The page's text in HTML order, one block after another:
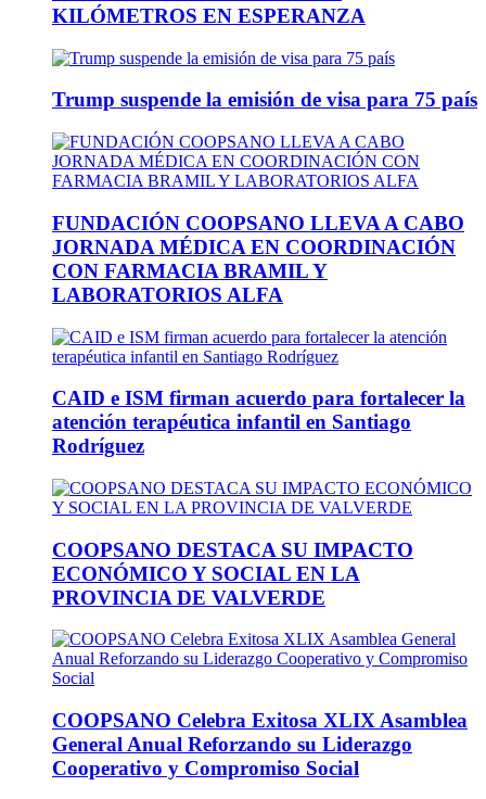
KILÓMETROS EN ESPERANZA
Trump suspende la emisión de visa para 75 país
FUNDACIÓN COOPSANO LLEVA A CABO
JORNADA MÉDICA EN COORDINACIÓN
CON FARMACIA BRAMIL Y
LABORATORIOS ALFA
CAID e ISM firman acuerdo para fortalecer la
atención terapéutica infantil en Santiago
Rodríguez
COOPSANO DESTACA SU IMPACTO
ECONÓMICO Y SOCIAL EN LA
PROVINCIA DE VALVERDE
COOPSANO Celebra Exitosa XLIX Asamblea
General Anual Reforzando su Liderazgo
Cooperativo y Compromiso Social